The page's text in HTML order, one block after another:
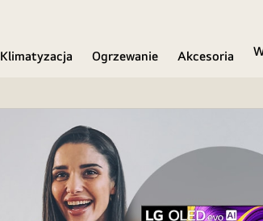
Klimatyzacja Ogrzewanie Akcesoria